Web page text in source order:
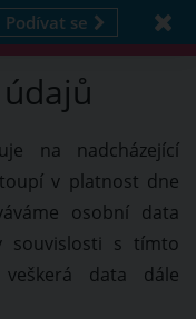
Podívat se
na nadcházející
v platnost dne
osobní data
souvislosti s tímto
veškerá data dále